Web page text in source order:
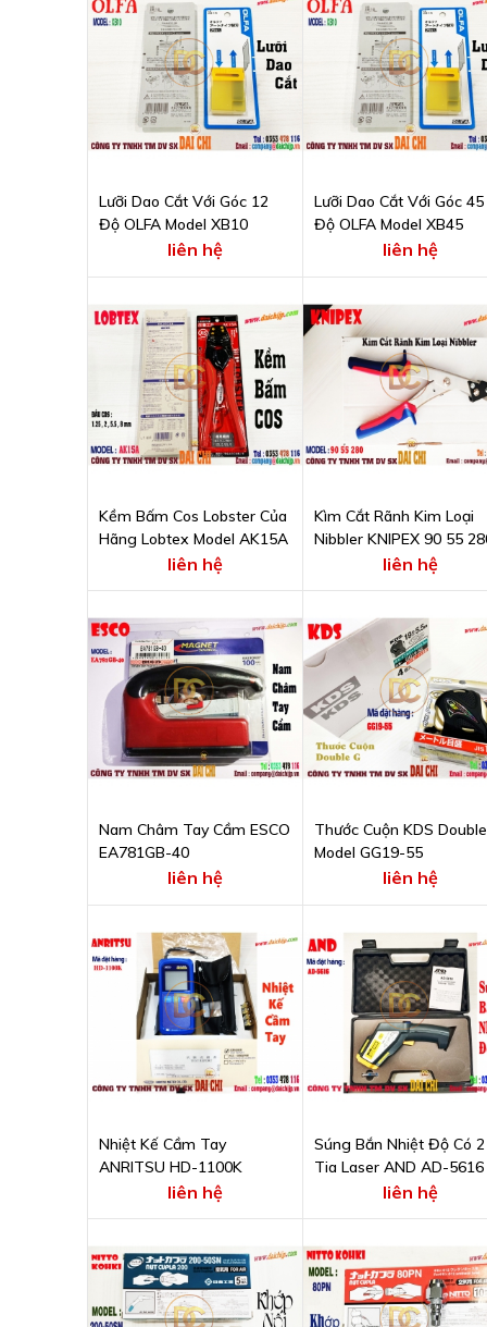
Lưỡi Dao Cắt Với Góc 12
Độ OLFA Model XB10
liên hệ
Lưỡi Dao Cắt Với Góc 45
Độ OLFA Model XB45
liên hệ
Kềm Bấm Cos Lobster Của
Hãng Lobtex Model AK15A
liên hệ
Kìm Cắt Rãnh Kim Loại
Nibbler KNIPEX 90 55
liên hệ
Nam Châm Tay Cầm ESCO
EA781GB-40
liên hệ
Thước Cuộn KDS
Model GG19-55
liên hệ
Nhiệt Kế Cầm Tay
ANRITSU HD-1100K
liên hệ
Súng Bắn Nhiệt Độ Có 2
Tia Laser AND AD-5616
liên hệ